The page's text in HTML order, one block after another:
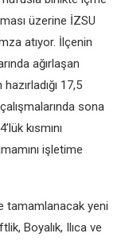
üzerine İZSU
atıyor. İlçenin
ağırlaşan
17,5
sona
kısmını
işletime
tamamlanacak yeni
Boyalık, Ilıca ve